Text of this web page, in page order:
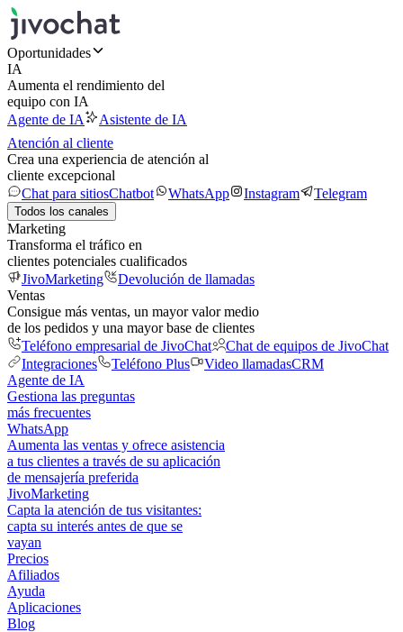
Oportunidades
IA
Aumenta el rendimiento del
equipo con IA
Agente de IA
Asistente de IA
Atención al cliente
Crea una experiencia de atención al
cliente excepcional
Chat para sitiosChatbot WhatsApp Instagram Telegram
Todos los canales
Marketing
Transforma el tráfico en
clientes potenciales cualificados
JivoMarketing
Devolución de llamadas
Ventas
Consigue más ventas, un mayor valor medio
de los pedidos y una mayor base de clientes
Teléfono empresarial de JivoChat
Chat de equipos de JivoChat
Integraciones
Teléfono Plus Video llamadasCRM
Agente de IA
Gestiona las preguntas
más frecuentes
WhatsApp
Aumenta las ventas y ofrece asistencia
a tus clientes a través de su aplicación
de mensajería preferida
JivoMarketing
Capta la atención de tus visitantes:
capta su interés antes de que se
vayan
Precios
Afiliados
Ayuda
Aplicaciones
Blog